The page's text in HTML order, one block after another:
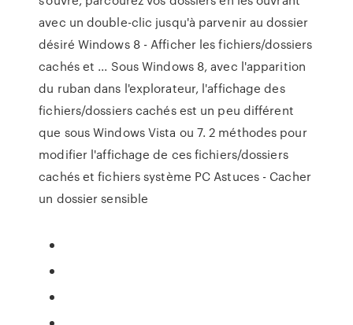
avec un double-clic jusqu'à parvenir au dossier
désiré Windows 8 - Afficher les fichiers/dossiers
cachés et ... Sous Windows 8, avec l'apparition
du ruban dans l'explorateur, l'affichage des
fichiers/dossiers cachés est un peu différent
que sous Windows Vista ou 7. 2 méthodes pour
modifier l'affichage de ces fichiers/dossiers
cachés et fichiers système PC Astuces - Cacher
un dossier sensible